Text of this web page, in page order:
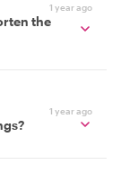
1 year ago
the
1 year ago